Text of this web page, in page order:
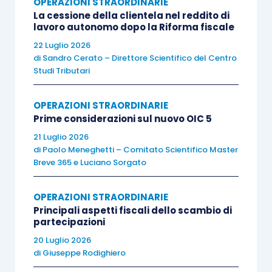
A riguardo occorre poi evidenziare che, in forza
del principio di tutela dell’affidamento e della
buona fede previsto dallo Statuto dei diritti del
contribuente, l’Agenzia, constatate le obiettive
condizioni di incertezza sul tema, ritiene
comunquenon applicabili le sanzioni
cui la plusvalenza realizzata dalla cessione sia
stata ripartita tra il titolare dell’impresa e i
collaboratori familiari.
Nel proseguo la risoluzione fornisce altri due
chiarimenti.
Dapprima afferma che la plusvalenza in questione
è imponibile – in capo al titolare – a norma del
La cessione della clientela nel reddito di
lavoro autonomo dopo la Riforma fiscale
22 Luglio 2026
di Sandro Cerato – Direttore Scientifico del Centro
Studi Tributari
OPERAZIONI STRAORDINARIE
Prime considerazioni sul nuovo OIC 5
21 Luglio 2026
di Paolo Meneghetti – Comitato Scientifico Master
Breve 365e Luciano Sorgato
OPERAZIONI STRAORDINARIE
Principali aspetti fiscali dello scambio di
partecipazioni
20 Luglio 2026
di Giuseppe Rodighiero